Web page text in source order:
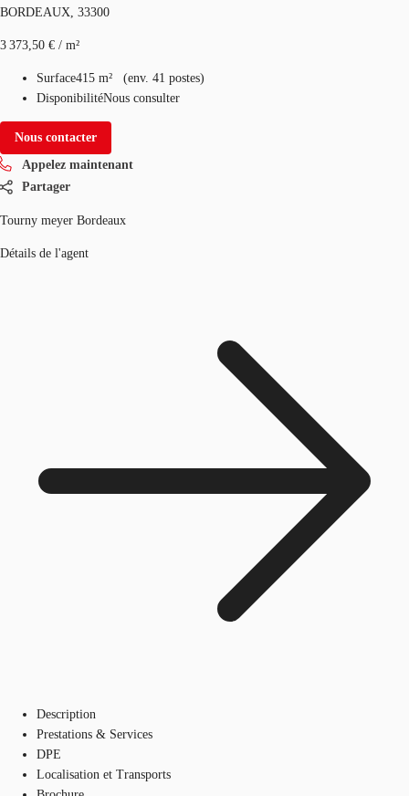
BORDEAUX, 33300
3 373,50 € / m²
Surface415 m² (env. 41 postes)
DisponibilitéNous consulter
Nous contacter
Appelez maintenant
Partager
Tourny meyer Bordeaux
Détails de l'agent
Description
Prestations & Services
DPE
Localisation et Transports